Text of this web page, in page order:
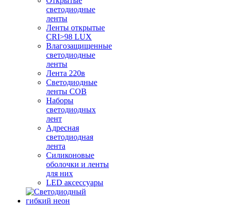
светодиодные
ленты
Ленты открытые
CRI>98 LUX
Влагозащищенные
светодиодные
ленты
Лента 220в
Светодиодные
ленты COB
Наборы
светодиодных
лент
Адресная
светодиодная
лента
Силиконовые
оболочки и ленты
для них
LED аксессуары